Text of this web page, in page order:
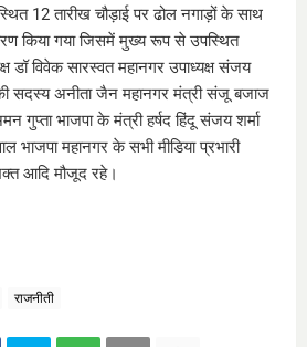
स्थित 12 तारीख चौड़ाई पर ढोल नगाड़ों के साथ
किया गया जिसमें मुख्य रूप से उपस्थित
डॉ विवेक सारस्वत महानगर उपाध्यक्ष संजय
सदस्य अनीता जैन महानगर मंत्री संजू बजाज
गुप्ता भाजपा के मंत्री हर्षद हिंदू संजय शर्मा
भाजपा महानगर के सभी मीडिया प्रभारी
आदि मौजूद रहे।
राजनीती